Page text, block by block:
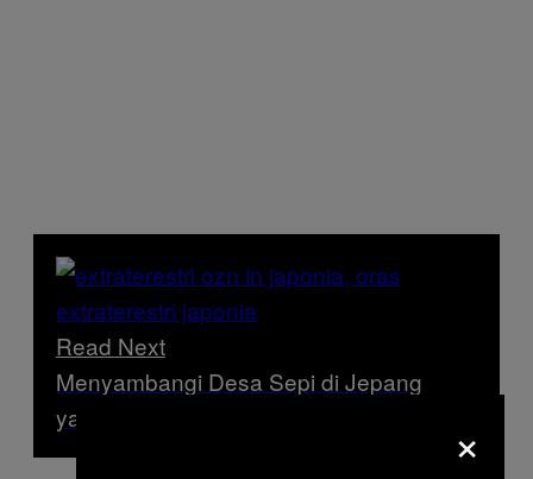
Read Next
Menyambangi Desa Sepi di Jepang
yang Sering Dikunjungi UFO
×